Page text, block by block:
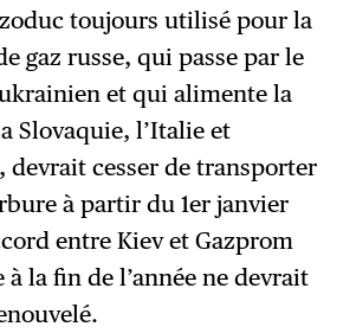
toujours utilisé pour la
gaz russe, qui passe par le
et qui alimente la
Slovaquie, l’Italie et
devrait cesser de transporter
à partir du 1er janvier
entre Kiev et Gazprom
la fin de l’année ne devrait